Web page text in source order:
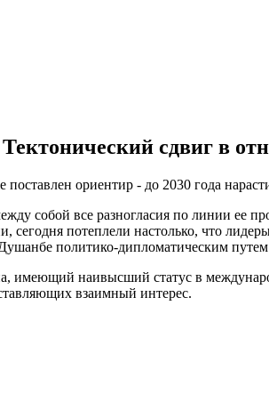
сдвиг в
поставлен ориентир - до 2030 года
собой все разногласия по линии ее
потеплели настолько, что
политико-дипломатическим
наивысший статус в
взаимный интерес.